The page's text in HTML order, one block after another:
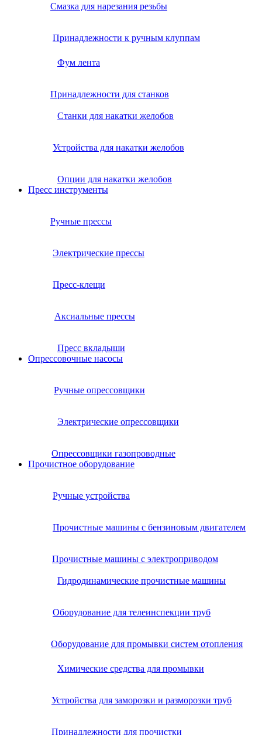
Смазка для нарезания резьбы
Принадлежности к ручным клуппам
Фум лента
Принадлежности для станков
Станки для накатки желобов
Устройства для накатки желобов
Опции для накатки желобов
Пресс инструменты
Ручные прессы
Электрические прессы
Пресс-клещи
Аксиальные прессы
Пресс вкладыши
Опрессовочные насосы
Ручные опрессовщики
Электрические опрессовщики
Опрессовщики газопроводные
Прочистное оборудование
Ручные устройства
Прочистные машины с бензиновым двигателем
Прочистные машины с электроприводом
Гидродинамические прочистные машины
Оборудование для телеинспекции труб
Оборудование для промывки систем отопления
Химические средства для промывки
Устройства для заморозки и разморозки труб
Принадлежности для прочистки